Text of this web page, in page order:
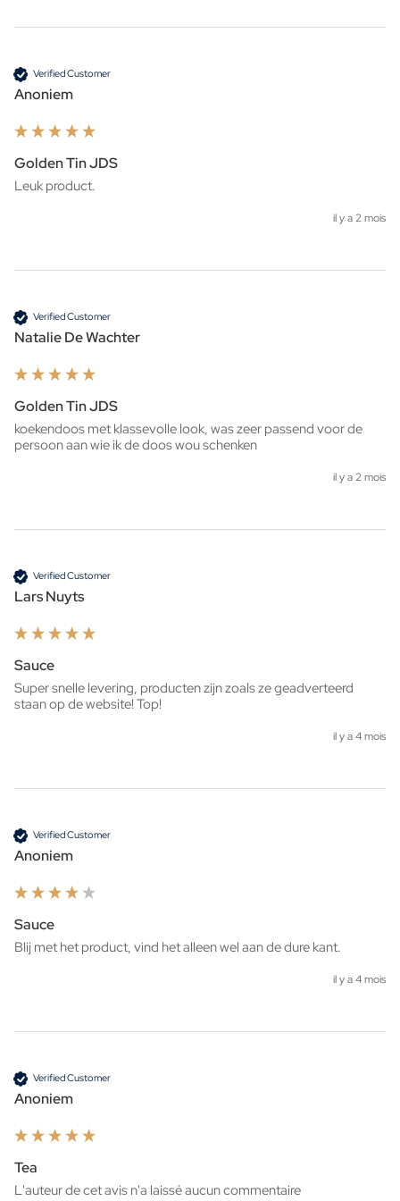
Verified Customer
Anoniem
Golden Tin JDS
Leuk product.
il y a 2 mois
Verified Customer
Natalie De Wachter
Golden Tin JDS
koekendoos met klassevolle look, was zeer passend voor de
persoon aan wie ik de doos wou schenken
il y a 2 mois
Verified Customer
Lars Nuyts
Sauce
Super snelle levering, producten zijn zoals ze geadverteerd
staan op de website! Top!
il y a 4 mois
Verified Customer
Anoniem
Sauce
Blij met het product, vind het alleen wel aan de dure kant.
il y a 4 mois
Verified Customer
Anoniem
Tea
L'auteur de cet avis n'a laissé aucun commentaire